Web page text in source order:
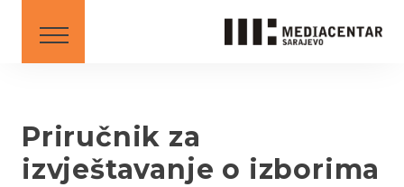
Priručnik za
izvještavanje o izborima